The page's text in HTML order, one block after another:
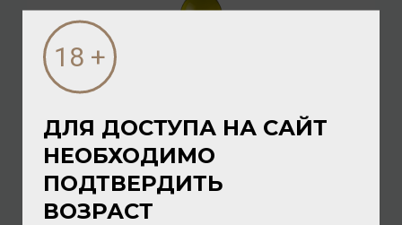
Hofkellerei des Fuersten von Liechtenstein Gruener
Veltliner Clos Domaine 2022 12% 0,75л
Вино / белое
ДЛЯ ДОСТУПА НА САЙТ
НЕОБХОДИМО
ПОДТВЕРДИТЬ
ВОЗРАСТ